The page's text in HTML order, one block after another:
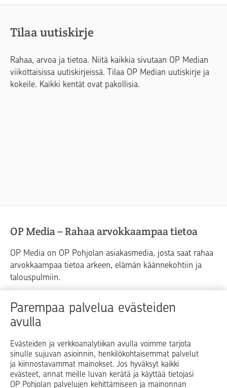
Parempaa palvelua evästeiden
avulla
Evästeiden ja verkkoanalytiikan avulla voimme tarjota
sinulle sujuvan asioinnin, henkilökohtaisemmat palvelut
ja kiinnostavammat mainokset. Jos hyväksyt kaikki
evästeet, annat meille luvan kerätä ja käyttää tietojasi
OP Pohjolan palvelujen kehittämiseen ja mainonnan
Tilaa uutiskirje
Rahaa, arvoa ja tietoa. Niitä kaikkia sivutaan OP Median
viikottaisissa uutiskirjeissä. Tilaa OP Median uutiskirje ja
kokeile. Kaikki kentät ovat pakollisia.
OP Media – Rahaa arvokkaampaa tietoa
OP Media on OP Pohjolan asiakasmedia, josta saat rahaa
arvokkaampaa tietoa arkeen, elämän käännekohtiin ja
talouspulmiin.
Raha Elämä
Yrityselämä
Blogit ja puheenvuorot
Op.fi OP Koti Pohjola Vahinkoapu
Facebook
X LinkedInInstagram